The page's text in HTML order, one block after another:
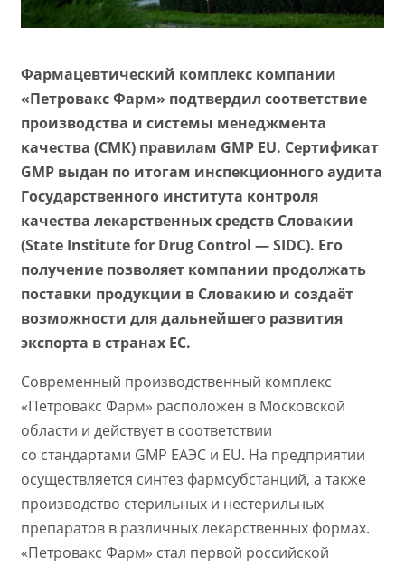
Фармацевтический комплекс компании
«Петровакс Фарм» подтвердил соответствие
производства и cистемы менеджмента
качества (СМК) правилам GMP EU. Сертификат
GMP выдан по итогам инспекционного аудита
Государственного института контроля
качества лекарственных средств Словакии
(State Institute for Drug Control — SIDC). Его
получение позволяет компании продолжать
поставки продукции в Словакию и создаёт
возможности для дальнейшего развития
экспорта в странах ЕС.
Современный производственный комплекс
«Петровакс Фарм» расположен в Московской
области и действует в соответствии
со стандартами GMP ЕАЭС и ЕU. На предприятии
осуществляется синтез фармсубстанций, а также
производство стерильных и нестерильных
препаратов в различных лекарственных формах.
«Петровакс Фарм» стал первой российской